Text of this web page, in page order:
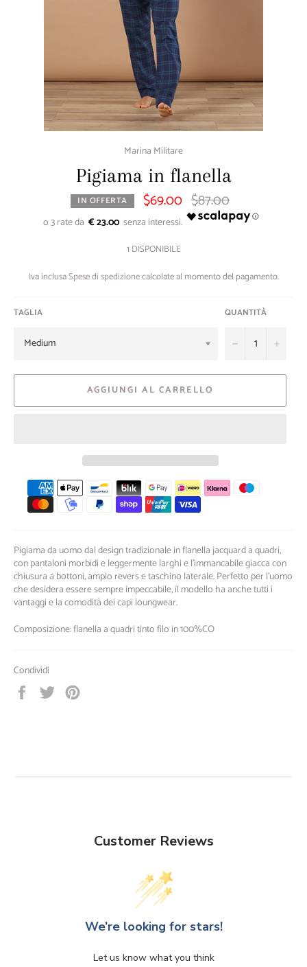
Marina Militare
Pigiama in flanella
IN OFFERTA $69.00 Prezzo
di
listino
$87.00
€ 23.00
1 DISPONIBILE
Iva inclusaSpese di spedizionecalcolate al momento del pagamento.
TAGLIA QUANTITÀ
− +
AGGIUNGI AL CARRELLO
Metodi
di
pagamento
Pigiama da uomo dal design tradizionale in flanella jacquard a quadri,
con pantaloni morbidi e leggermente larghi e l’immancabile giacca con
chiusura a bottoni, ampio revers e taschino laterale. Perfetto per l’uomo
che desidera essere sempre impeccabile, il modello ha anche tutti i
vantaggi e la comodità dei capi loungwear.
Composizione: flanella a quadri tinto filo in 100%CO
Condividi
CondividiTwitta
Customer Reviews
We’re looking for stars!
Let us know what you think